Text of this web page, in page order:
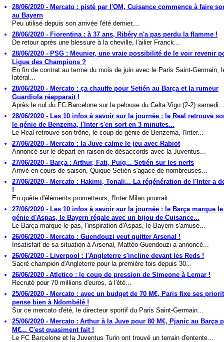
28/06/2020 - Mercato : pisté par l'OM, Cuisance commence à faire
au Bayern
Peu utilisé depuis son arrivée l'été dernier,...
28/06/2020 - Fiorentina : à 37 ans, Ribéry n'a pas perdu la flamme !
De retour après une blessure à la cheville, l'ailier Franck...
28/06/2020 - PSG : Meunier, une vraie possibilité de le voir revenir
Ligue des Champions ?
En fin de contrat au terme du mois de juin avec le Paris Saint-Germain,
latéral...
28/06/2020 - Mercato : ça chauffe pour Setién au Barça et la rumeur
Guardiola réapparait !
Après le nul du FC Barcelone sur la pelouse du Celta Vigo (2-2) samedi...
28/06/2020 - Les 10 infos à savoir sur la journée : le Real retrouve
le génie de Benzema, l'Inter s'en sort en 3 minutes...
Le Real retrouve son trône, le coup de génie de Benzema, l'Inter...
27/06/2020 - Mercato : la Juve calme le jeu avec Rabiot
Annoncé sur le départ en raison de désaccords avec la Juventus...
27/06/2020 - Barça : Arthur, Fati, Puig... Setién sur les nerfs
Arrivé en cours de saison, Quique Setién s'agace de nombreuses...
27/06/2020 - Mercato : Hakimi, Tonali... La régénération de l'Inter a
!
En quête d'éléments prometteurs, l'Inter Milan pourrait...
27/06/2020 - Les 10 infos à savoir sur la journée : le Barça marque
génie d'Aspas, le Bayern régale avec un bijou de Cuisance...
Le Barça marque le pas, l'inspiration d'Aspas, le Bayern s'amuse...
26/06/2020 - Mercato : Guendouzi veut quitter Arsenal !
Insatisfait de sa situation à Arsenal, Mattéo Guendouzi a annoncé...
26/06/2020 - Liverpool : l'Angleterre s'incline devant les Reds !
Sacré champion d'Angleterre pour la première fois depuis 30...
26/06/2020 - Atletico : le coup de pression de Simeone à Lemar !
Recruté pour 70 millions d'euros, à l'été...
25/06/2020 - Mercato : avec un budget de 70 M€, Paris fixe ses
pense bien à Ndombélé !
Sur ce mercato d'été, le directeur sportif du Paris Saint-Germain...
25/06/2020 - Mercato : Arthur à la Juve pour 80 M€, Pjanic au Barça
M€... C'est quasiment fait !
Le FC Barcelone et la Juventus Turin ont trouvé un terrain d'entente...